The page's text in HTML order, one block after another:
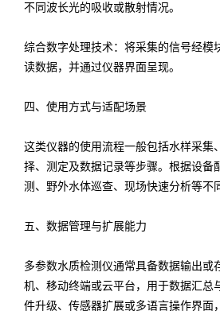
不同波长光的吸收或散射情况。
综合数字处理技术：将采集的信号经模
读数据，并通过仪器界面呈现。
四、使用方式与适配场景
这类仪器的使用流程一般包括水样采集
择、测定及数据记录等步骤。根据设备
测、野外水体巡查、现场快速分析等不
五、数据管理与扩展能力
多参数水质检测仪通常具备数据输出或
机、移动终端或云平台，用于数据汇总
件升级、传感器扩展或多语言操作界面